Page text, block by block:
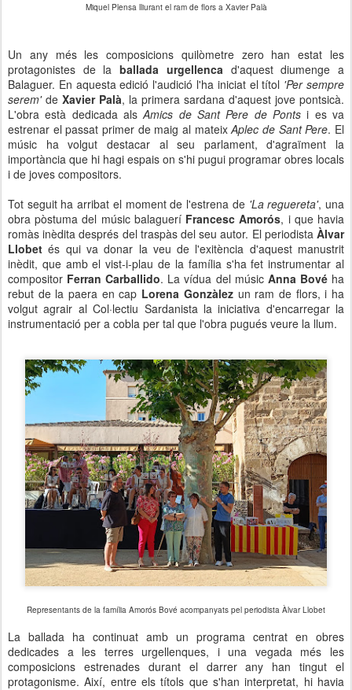
Miquel Plensa lliurant el ram de flors a Xavier Palà
Un any més les composicions quilòmetre zero han estat les
protagonistes de laballada urgellencad'aquest diumenge a
Balaguer. En aquesta edició l'audició l'ha iniciat el títol 'Per sempre
serem'de Xavier Palà, la primera sardana d'aquest jove pontsicà.
L'obra està dedicada alsAmics de Sant Pere de Ponts i es va
estrenar el passat primer de maig al mateixAplec de Sant Pere. El
músic ha volgut destacar al seu parlament, d'agraïment la
importància que hi hagi espais on s'hi pugui programar obres locals
i de joves compositors.
Tot seguit ha arribat el moment de l'estrena de 'La reguereta', una
obra pòstuma del músic balaguerí Francesc Amorós, i que havia
romàs inèdita després del traspàs del seu autor. El periodista Àlvar
Llobet és qui va donar la veu de l'exitència d'aquest manustrit
inèdit, que amb el vist-i-plau de la família s'ha fet instrumentar al
compositor Ferran Carballido. La vídua del músic Anna Bovéha
rebut de la paera en cap Lorena Gonzàlezun ram de flors, i ha
volgut agrair al Col·lectiu Sardanista la iniciativa d'encarregar la
instrumentació per a cobla per tal que l'obra pugués veure la llum.
Representants de la família Amorós Bové acompanyats pel periodista Àlvar Llobet
La ballada ha continuat amb un programa centrat en obres
dedicades a les terres urgellenques, i una vegada més les
composicions estrenades durant el darrer any han tingut el
protagonisme. Així, entre els títols que s'han interpretat, hi havia